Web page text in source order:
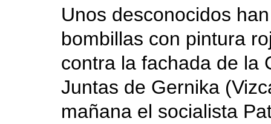
Unos desconocidos
bombillas con pintura
contra la fachada de la
Juntas de Gernika
mañana el socialista